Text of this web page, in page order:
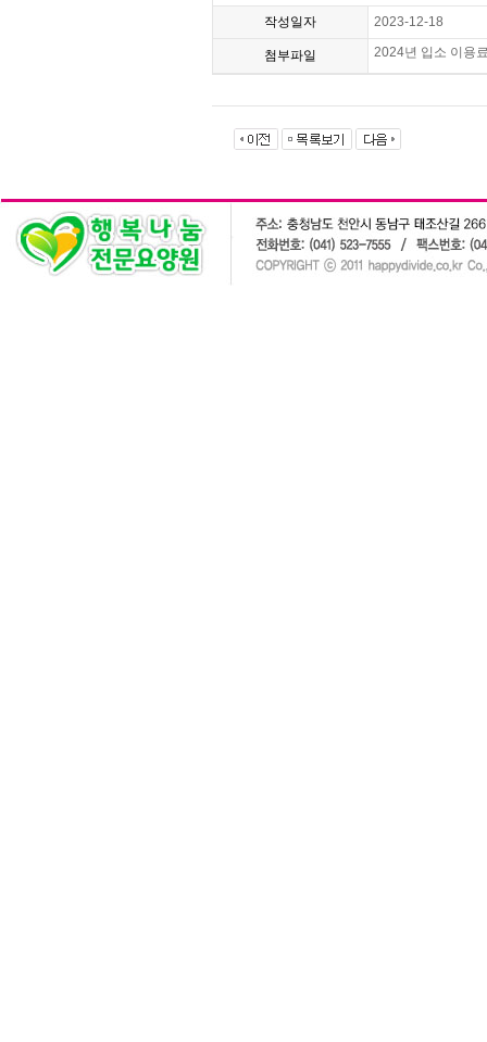
작성일자 2023-12-18
첨부파일 2024년 입소 이용